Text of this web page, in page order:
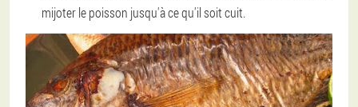
mijoter le poisson jusqu'à ce qu'il soit cuit.